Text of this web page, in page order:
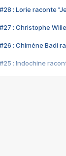
#28 : Lorie raconte
#27 : Christophe
#26 : Chimène Badi
#25 : Indochine